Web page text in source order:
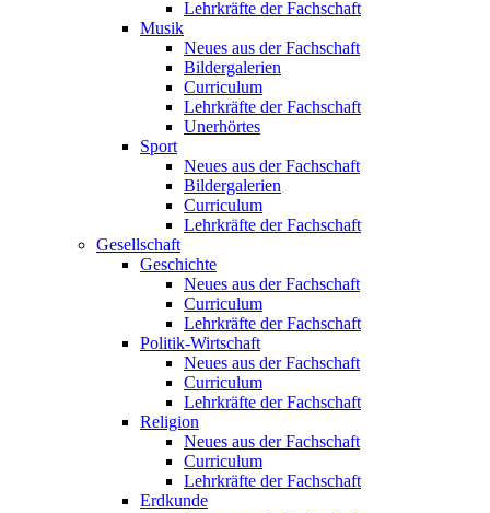
Lehrkräfte der Fachschaft
Musik
Neues aus der Fachschaft
Bildergalerien
Curriculum
Lehrkräfte der Fachschaft
Unerhörtes
Sport
Neues aus der Fachschaft
Bildergalerien
Curriculum
Lehrkräfte der Fachschaft
Gesellschaft
Geschichte
Neues aus der Fachschaft
Curriculum
Lehrkräfte der Fachschaft
Politik-Wirtschaft
Neues aus der Fachschaft
Curriculum
Lehrkräfte der Fachschaft
Religion
Neues aus der Fachschaft
Curriculum
Lehrkräfte der Fachschaft
Erdkunde